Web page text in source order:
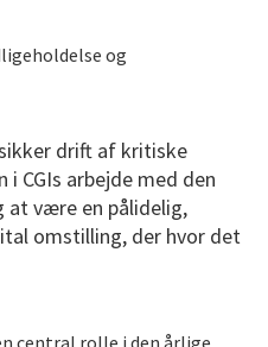
og
drift af kritiske
CGIs arbejde med den
at være en pålidelig,
omstilling, der hvor det
central rolle i den årlige